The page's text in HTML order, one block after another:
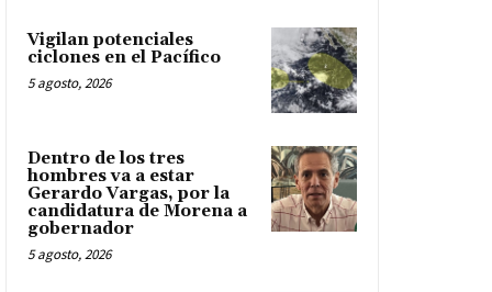
Vigilan potenciales
ciclones en el Pacífico
5 agosto, 2026
Dentro de los tres
hombres va a estar
Gerardo Vargas, por la
candidatura de Morena a
gobernador
5 agosto, 2026